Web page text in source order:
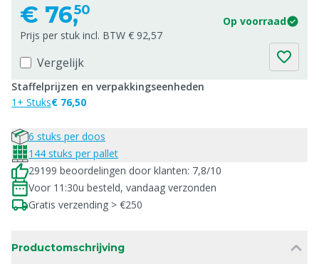
€ 76,50
Op voorraad
Prijs per stuk incl. BTW € 92,57
Vergelijk
Staffelprijzen en verpakkingseenheden
1+ Stuks€ 76,50
6 stuks per doos
144 stuks per pallet
29199 beoordelingen door klanten: 7,8/10
Voor 11:30u besteld, vandaag verzonden
Gratis verzending > €250
Productomschrijving